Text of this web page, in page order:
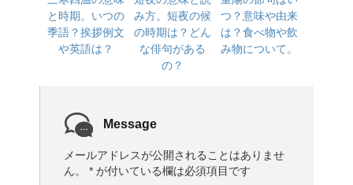
と時期。いつの
季語？挨拶例文
や英語は？
み方。短夜の候
の時期は？どん
な俳句がある
の？
つ？意味や由来
は？食べ物や飲
み物について。
Message
メールアドレスが公開されることはありませ
ん。
* が付いている欄は必須項目です